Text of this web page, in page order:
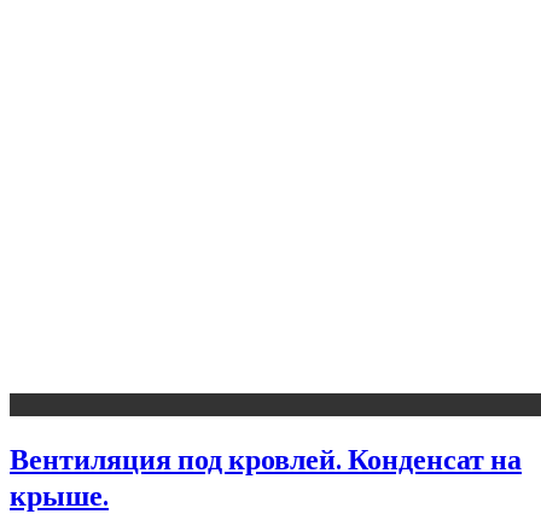
Вентиляция под кровлей. Конденсат на
крыше.